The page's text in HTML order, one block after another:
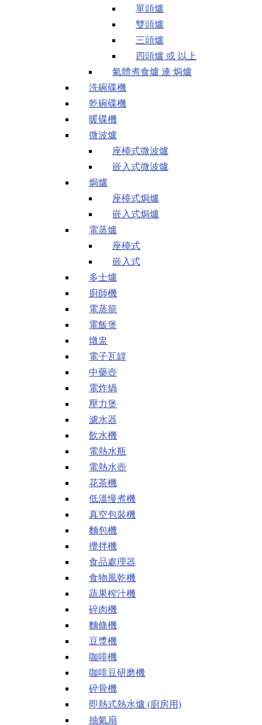
單頭爐
雙頭爐
三頭爐
四頭爐 或 以上
氣體煮食爐 連 焗爐
洗碗碟機
乾碗碟機
暖碟機
微波爐
座檯式微波爐
嵌入式微波爐
焗爐
座檯式焗爐
嵌入式焗爐
電蒸爐
座檯式
嵌入式
多士爐
廚師機
電蒸籠
電飯煲
燉盅
電子瓦罉
中藥壺
電炸煱
壓力煲
濾水器
飲水機
電熱水瓶
電熱水壺
花茶機
低溫慢煮機
真空包裝機
麵包機
攪拌機
食品處理器
食物風乾機
蔬果榨汁機
碎肉機
麵條機
豆漿機
咖啡機
咖啡豆研磨機
碎骨機
即熱式熱水爐 (廚房用)
抽氣扇